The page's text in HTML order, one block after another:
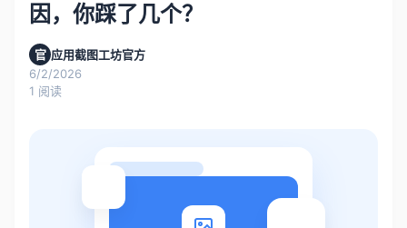
因，你踩了几个？
官 应用截图工坊官方
6/2/2026
1 阅读